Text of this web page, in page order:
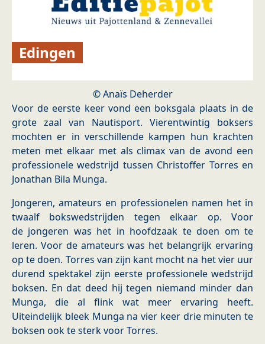
Edingen
© Anaïs Deherder
Voor de eerste keer vond een boksgala plaats in de
grote zaal van Nautisport. Vierentwintig boksers
mochten er in verschillende kampen hun krachten
meten met elkaar met als climax van de avond een
professionele wedstrijd tussen Christoffer Torres en
Jonathan Bila Munga.
Jongeren, amateurs en professionelen namen het in
twaalf bokswedstrijden tegen elkaar op. Voor
de jongeren was het in hoofdzaak te doen om te
leren. Voor de amateurs was het belangrijk ervaring
op te doen. Torres van zijn kant mocht na het vier uur
durend spektakel zijn eerste professionele wedstrijd
boksen. En dat deed hij tegen niemand minder dan
Munga, die al flink wat meer ervaring heeft.
Uiteindelijk bleek Munga na vier keer drie minuten te
boksen ook te sterk voor Torres.